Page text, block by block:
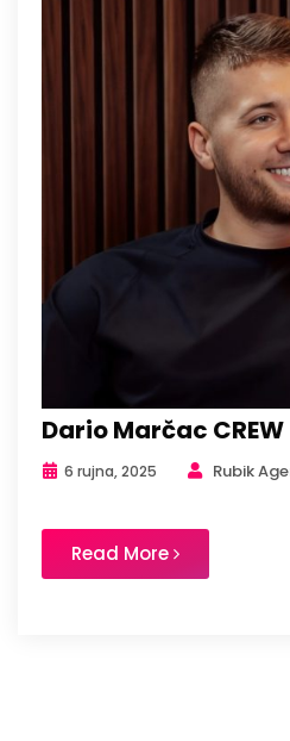
Dario Marčac CREW
6 rujna, 2025 Rubik
Read More